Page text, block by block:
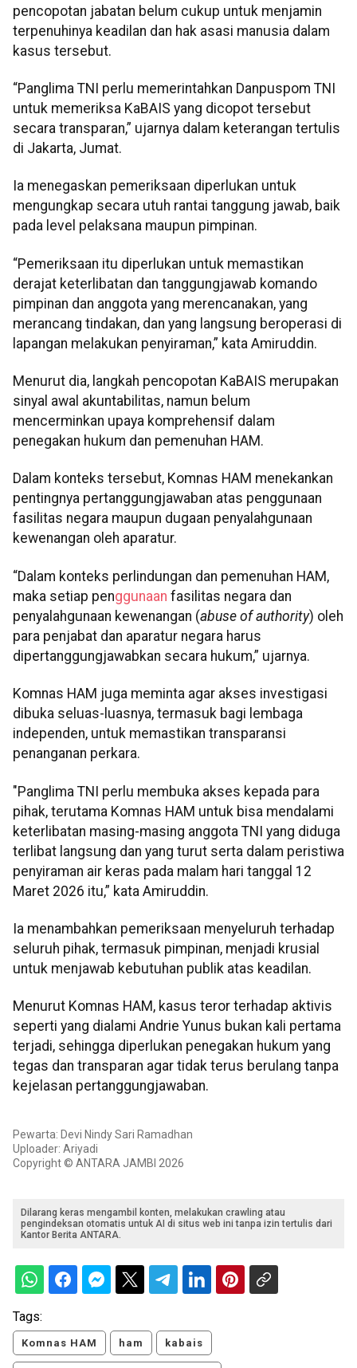
pencopotan jabatan belum cukup untuk menjamin
terpenuhinya keadilan dan hak asasi manusia dalam
kasus tersebut.
“Panglima TNI perlu memerintahkan Danpuspom TNI
untuk memeriksa KaBAIS yang dicopot tersebut
secara transparan,” ujarnya dalam keterangan tertulis
di Jakarta, Jumat.
Ia menegaskan pemeriksaan diperlukan untuk
mengungkap secara utuh rantai tanggung jawab, baik
pada level pelaksana maupun pimpinan.
“Pemeriksaan itu diperlukan untuk memastikan
derajat keterlibatan dan tanggungjawab komando
pimpinan dan anggota yang merencanakan, yang
merancang tindakan, dan yang langsung beroperasi di
lapangan melakukan penyiraman,” kata Amiruddin.
Menurut dia, langkah pencopotan KaBAIS merupakan
sinyal awal akuntabilitas, namun belum
mencerminkan upaya komprehensif dalam
penegakan hukum dan pemenuhan HAM.
Dalam konteks tersebut, Komnas HAM menekankan
pentingnya pertanggungjawaban atas penggunaan
fasilitas negara maupun dugaan penyalahgunaan
kewenangan oleh aparatur.
“Dalam konteks perlindungan dan pemenuhan HAM,
maka setiap penggunaan fasilitas negara dan
penyalahgunaan kewenangan (abuse of authority) oleh
para penjabat dan aparatur negara harus
dipertanggungjawabkan secara hukum,” ujarnya.
Komnas HAM juga meminta agar akses investigasi
dibuka seluas-luasnya, termasuk bagi lembaga
independen, untuk memastikan transparansi
penanganan perkara.
"Panglima TNI perlu membuka akses kepada para
pihak, terutama Komnas HAM untuk bisa mendalami
keterlibatan masing-masing anggota TNI yang diduga
terlibat langsung dan yang turut serta dalam peristiwa
penyiraman air keras pada malam hari tanggal 12
Maret 2026 itu,” kata Amiruddin.
Ia menambahkan pemeriksaan menyeluruh terhadap
seluruh pihak, termasuk pimpinan, menjadi krusial
untuk menjawab kebutuhan publik atas keadilan.
Menurut Komnas HAM, kasus teror terhadap aktivis
seperti yang dialami Andrie Yunus bukan kali pertama
terjadi, sehingga diperlukan penegakan hukum yang
tegas dan transparan agar tidak terus berulang tanpa
kejelasan pertanggungjawaban.
Pewarta: Devi Nindy Sari Ramadhan
Uploader: Ariyadi
Copyright © ANTARA JAMBI 2026
Dilarang keras mengambil konten, melakukan crawling atau
pengindeksan otomatis untuk AI di situs web ini tanpa izin tertulis dari
Kantor Berita ANTARA.
Tags:
Komnas HAM ham kabais